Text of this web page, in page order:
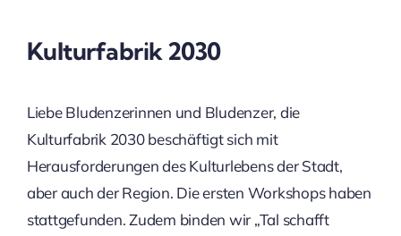
Kulturfabrik 2030
Liebe Bludenzerinnen und Bludenzer, die
Kulturfabrik 2030 beschäftigt sich mit
Herausforderungen des Kulturlebens der Stadt,
aber auch der Region. Die ersten Workshops haben
stattgefunden. Zudem binden wir „Tal schafft